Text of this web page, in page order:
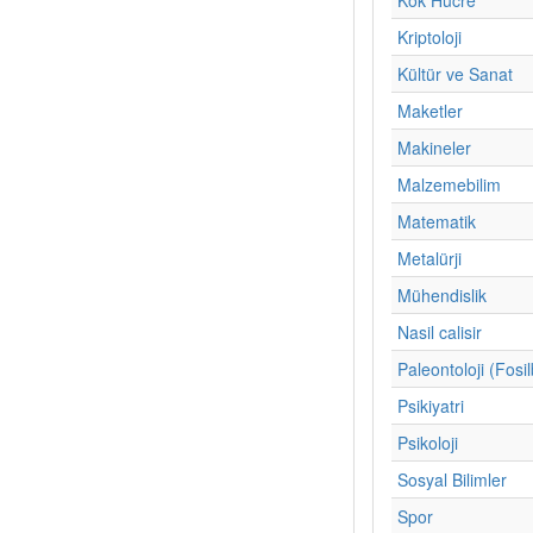
Kriptoloji
Kültür ve Sanat
Maketler
Makineler
Malzemebilim
Matematik
Metalürji
Mühendislik
Nasil calisir
Paleontoloji
Psikiyatri
Psikoloji
Sosyal Bilimler
Spor